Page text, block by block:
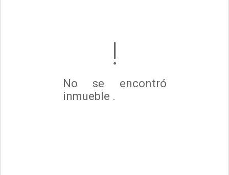
No se encontró
inmueble .